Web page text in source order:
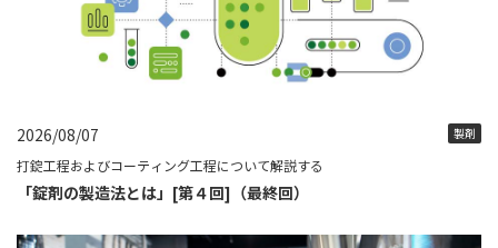
2026/08/07 製剤
打錠工程およびコーティング工程について解説する
「錠剤の製造法とは」[第４回]（最終回）